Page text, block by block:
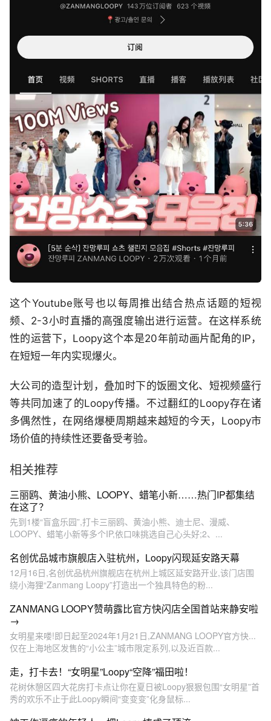
这个Youtube账号也以每周推出结合热点话题的短视
频、2-3小时直播的高强度输出进行运营。在这样系统
性的运营下，Loopy这个本是20年前动画片配角的IP，
在短短一年内实现爆火。
大公司的造型计划，叠加时下的饭圈文化、短视频盛行
等共同加速了的Loopy传播。不过翻红的Loopy存在诸
多偶然性，在网络爆梗周期越来越短的今天，Loopy市
场价值的持续性还要备受考验。
相关推荐
三丽鸥、黄油小熊、LOOPY、蜡笔小新……热门IP都集结
在这了？
先到1楼“盲盒乐园”,打卡三丽鸥、黄油小熊、迪士尼、漫威、
LOOPY、蜡笔小新等多个IP,依口味挑选自己心头好;2、...
名创优品城市旗舰店入驻杭州，Loopy闪现延安路天幕
12月16日,名创优品杭州旗舰店在杭州上城区延安路开业,该门店围
绕小海狸“Zanmang Loopy”打造出一个独具特色的粉...
ZANMANG LOOPY赞萌露比官方快闪店全国首站来静安啦
→
女明星来喽!即日起至2024年1月21日,ZANMANG LOOPY官方快...
仅在上海地区发售的“小公主”城市限定系列,以及近百款...
走，打卡去！“女明星”Loopy“空降”福田啦！
花树休憩区四大花房打卡点让你在夏日被Loopy狠狠包围“女明星”首
秀的欢乐不止于此Loopy瞬间“变变变”化身鼠标...